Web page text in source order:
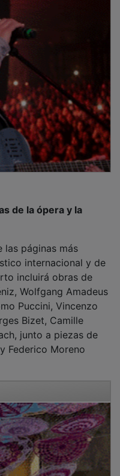
internacional y de
incluirá obras de
Wolfgang Amadeus
Puccini, Vincenzo
Bizet, Camille
junto a piezas de
Federico Moreno